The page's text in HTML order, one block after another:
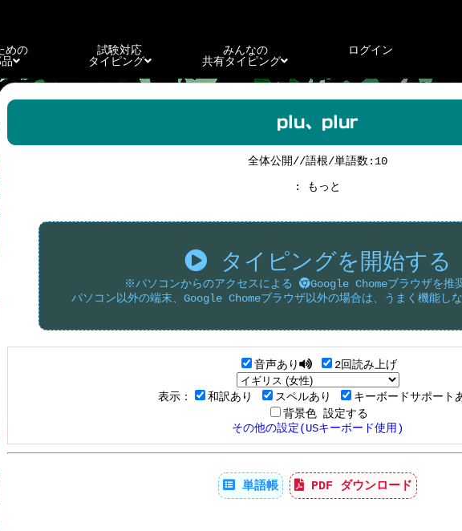
めの
試験対応
タイピング
みんなの
共有タイピング
ログイン
plu、plur
全体公開//語根/単語数:10
: もっと
タイピングを開始する
※パソコンからのアクセスによる
Google Chomeブラウザを推
パソコン以外の端末、Google Chomeブラウザ以外の場合は、うまく機能しな
音声あり 2回読み上げ
表示： 和訳あり スペルあり
キーボードサポート
背景色 設定する
その他の設定(USキーボード使用)
単語帳 PDF ダウンロード